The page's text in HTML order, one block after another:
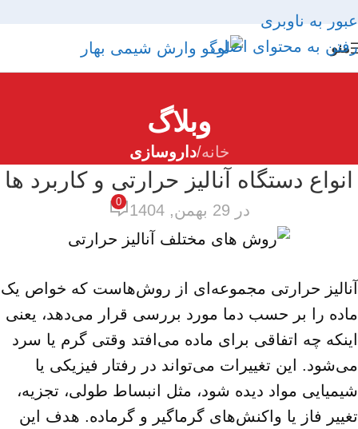
عبور به ناوبری
رفتن به محتوای اصلی
منو
وبلاگ
خانه/داروسازی
انواع دستگاه آنالیز حرارتی و کاربرد ها
در 29 بهمن, 1404 0
آنالیز حرارتی مجموعه‌ای از روش‌هاست که خواص یک
ماده را بر حسب دما مورد بررسی قرار می‌دهد، یعنی
اینکه چه اتفاقی برای ماده می‌افتد وقتی گرم یا سرد
می‌شود. این تغییرات می‌تواند در رفتار فیزیکی یا
شیمیایی مواد دیده شود، مثل انبساط طولی، تجزیه،
تغییر فاز یا واکنش‌های گرماگیر و گرماده. هدف این